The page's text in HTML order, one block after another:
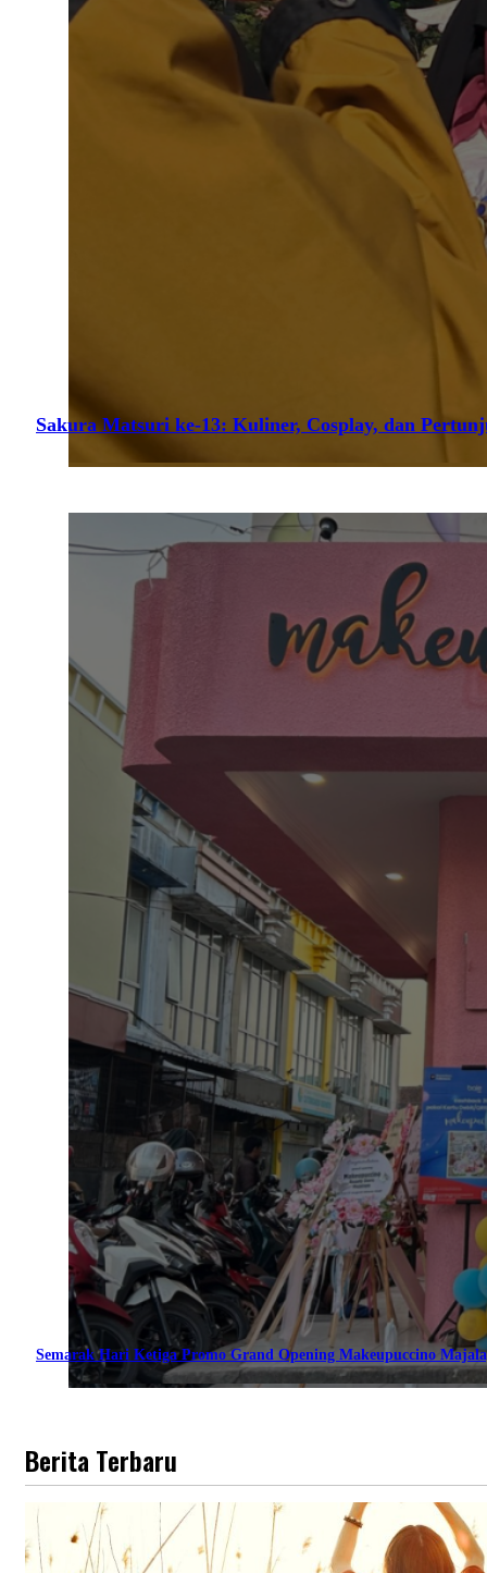
Sakura Matsuri ke-13: Kuliner, Cosplay, dan
Semarak Hari Ketiga Promo Grand Opening Makeupuccino
Berita Terbaru